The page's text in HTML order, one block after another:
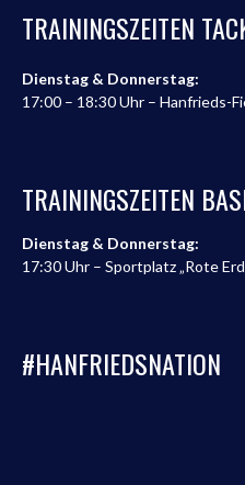
TRAININGSZEITEN
Dienstag & Donnerstag:
17:00 – 18:30 Uhr – Hanfrieds-
TRAININGSZEITEN
Dienstag & Donnerstag:
17:30 Uhr – Sportplatz „Rote
#HANFRIEDSNATION